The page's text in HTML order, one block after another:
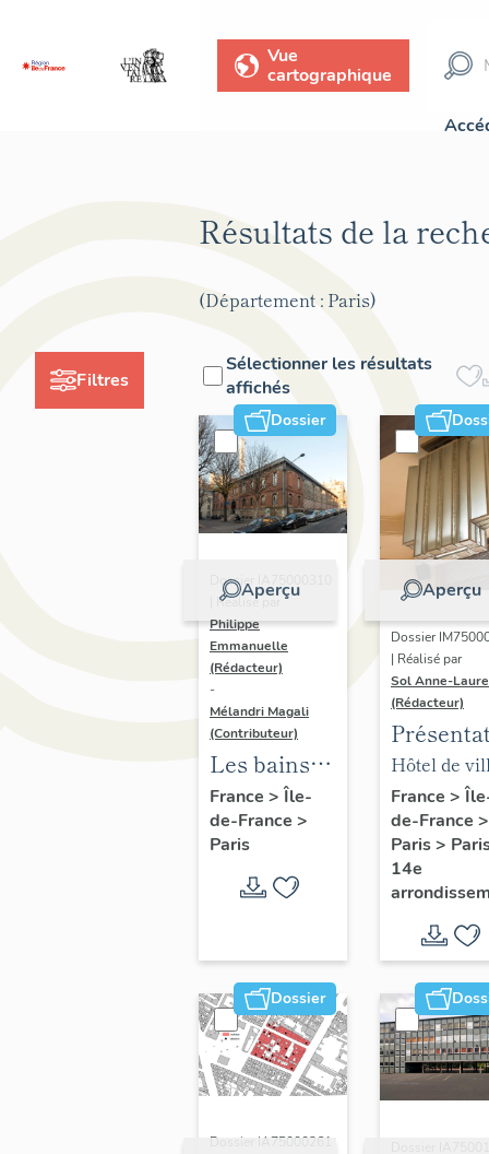
Vue
cartographique
Filtres
Résultats de la
(Département : Paris)
Sélectionner les résultats
affichés
Dossier
Aperçu
Dossier IA75000310
| Réalisé par
Philippe
Emmanuelle
(Rédacteur)
-
Mélandri Magali
(Contributeur)
Les bains
douches
municipaux
de la ville
de Paris
France > Île-
de-France >
Paris
Aperçu
Dossier
| Réalisé par
Sol Anne-Laure
(Rédacteur)
du
de la
annexe
Hôtel de
annexe
France >
de-France >
Paris>
14e
Dossier
Dossier IA75000261